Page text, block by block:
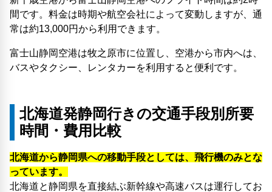
間です。料金は時期や航空会社によって変動しますが、通
常は約13,000円から利用できます。
富士山静岡空港は牧之原市に位置し、空港から市内へは、
バスやタクシー、レンタカーを利用すると便利です。
北海道発静岡行きの交通手段別所要
時間・費用比較
北海道から静岡県への移動手段としては、飛行機のみとな
っています。
北海道と静岡県を直接結ぶ新幹線や高速バスは運行してお